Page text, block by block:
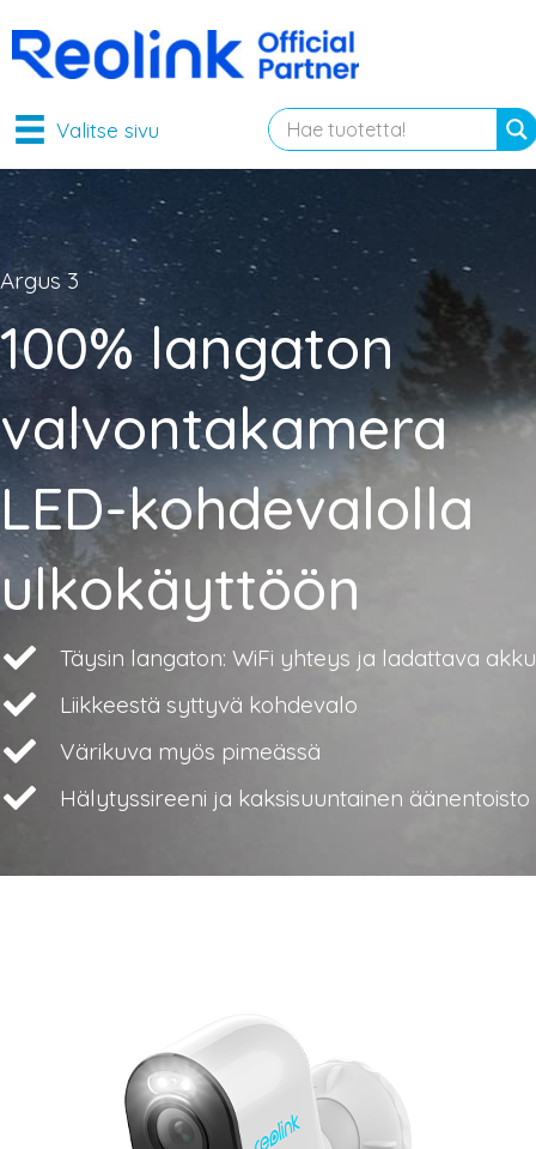
Valitse sivu
Argus 3
100% langaton
valvontakamera
LED-kohdevalolla
ulkokäyttöön
Täysin langaton: WiFi yhteys ja ladattava akku
Liikkeestä syttyvä kohdevalo
Värikuva myös pimeässä
Hälytyssireeni ja kaksisuuntainen äänentoisto